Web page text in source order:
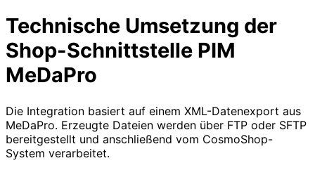
Technische Umsetzung der
Shop-Schnittstelle PIM
MeDaPro
Die Integration basiert auf einem XML-Datenexport aus
MeDaPro. Erzeugte Dateien werden über FTP oder SFTP
bereitgestellt und anschließend vom CosmoShop-
System verarbeitet.